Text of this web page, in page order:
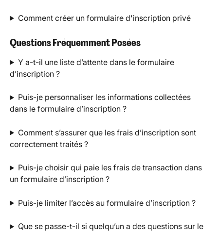
Comment créer un formulaire d'inscription privé
Questions Fréquemment Posées
Y a-t-il une liste d’attente dans le formulaire
d’inscription ?
Puis-je personnaliser les informations collectées
dans le formulaire d’inscription ?
Comment s’assurer que les frais d’inscription sont
correctement traités ?
Puis-je choisir qui paie les frais de transaction dans
un formulaire d’inscription ?
Puis-je limiter l’accès au formulaire d’inscription ?
Que se passe-t-il si quelqu’un a des questions sur le